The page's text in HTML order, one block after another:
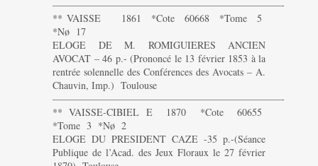
———————————————————————-
** VAISSE 1861 *Cote 60668 *Tome 5
*Nø 17
ELOGE DE M. ROMIGUIERES ANCIEN
AVOCAT – 46 p.- (Prononcé le 13 février 1853 à la
rentrée solennelle des Conférences des Avocats – A.
Chauvin, Imp.) Toulouse
———————————————————————-
** VAISSE-CIBIEL E 1870 *Cote 60655
*Tome 3 *Nø 2
ELOGE DU PRESIDENT CAZE -35 p.-(Séance
Publique de l’Acad. des Jeux Floraux le 27 février